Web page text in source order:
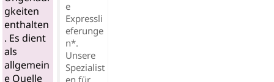
gkeiten
enthalten
. Es dient
als
allgemein
e Quelle
e
Expressli
eferunge
n*.
Unsere
Spezialist
en für